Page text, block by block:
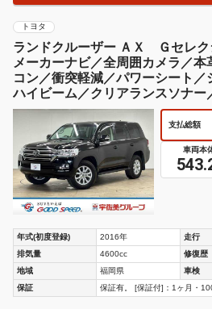
トヨタ
ランドクルーザー ＡＸ Ｇセレ
メーカーナビ／全周囲カメラ／
コン／衝突軽減／パワーシート／
ハイビーム／クリアランスソナー
ートキー
支払総額
車両本
年式(初度登録) 2016年 走行
排気量
4600cc 修復歴
地域
福岡県 車検
保証
保証有。 [保証付]：1ヶ月・